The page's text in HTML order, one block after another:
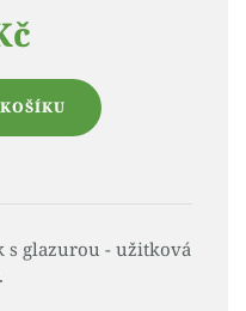
glazurou - užitková